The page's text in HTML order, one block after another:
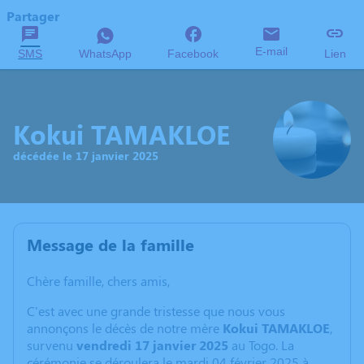
Partager
SMS WhatsApp Facebook E-mail Lien
Kokui TAMAKLOE
décédée le 17 janvier 2025
Message de la famille
Chère famille, chers amis,
C'est avec une grande tristesse que nous vous
annonçons le décès de notre mère Kokui TAMAKLOE,
survenu vendredi 17 janvier 2025 au Togo. La